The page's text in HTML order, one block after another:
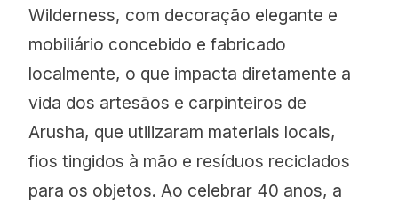
Wilderness, com decoração elegante e
mobiliário concebido e fabricado
localmente, o que impacta diretamente a
vida dos artesãos e carpinteiros de
Arusha, que utilizaram materiais locais,
fios tingidos à mão e resíduos reciclados
para os objetos. Ao celebrar 40 anos, a